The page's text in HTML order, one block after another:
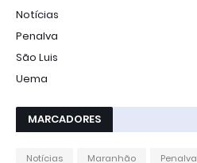
Notícias
Penalva
São Luis
Uema
MARCADORES
Notícias Maranhão Penalva